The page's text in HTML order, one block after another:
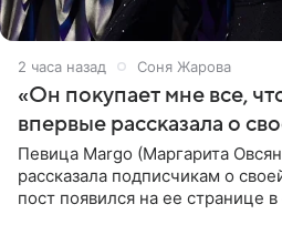
2 часа назад Соня Жарова
«Он покупает мне все,
впервые рассказала о
Певица Margo (Маргарита
рассказала подписчикам о
пост появился на ее странице